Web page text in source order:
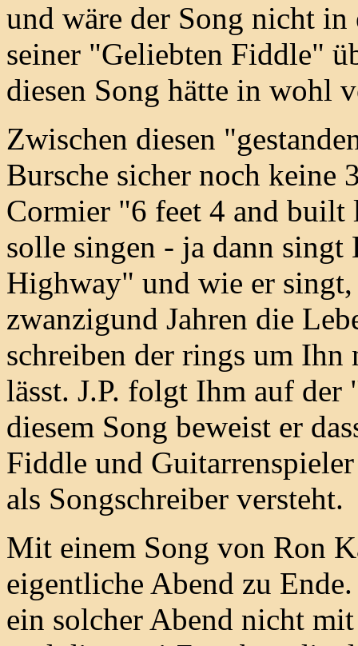
und wäre der Song nicht
seiner "Geliebten Fiddle"
diesen Song hätte in wohl
Zwischen diesen
Bursche sicher noch keine
Cormier "6 feet 4 and
solle singen - ja dann
Highway" und wie er
zwanzigund Jahren die
schreiben der rings um
lässt. J.P. folgt Ihm auf
diesem Song beweist er
Fiddle und
als Songschreiber versteht.
Mit einem Song von Ron
eigentliche Abend zu
ein solcher Abend nicht